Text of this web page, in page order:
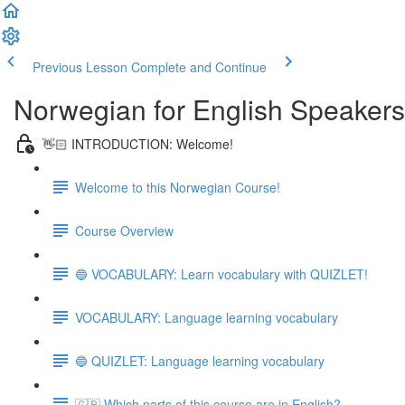
Previous Lesson Complete and Continue
Norwegian for English
👋🏻 INTRODUCTION: Welcome!
Welcome to this Norwegian Course!
Course Overview
🔵 VOCABULARY: Learn vocabulary with QUIZLET!
VOCABULARY: Language learning vocabulary
🔵 QUIZLET: Language learning vocabulary